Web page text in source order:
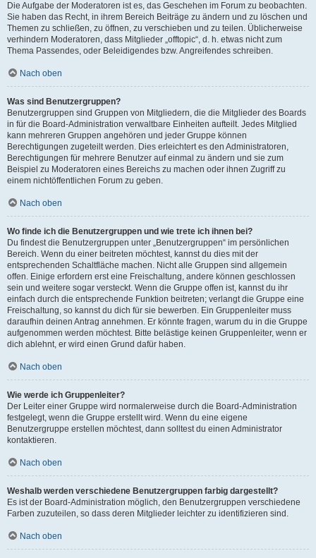
Die Aufgabe der Moderatoren ist es, das Geschehen im Forum zu beobachten.
Sie haben das Recht, in ihrem Bereich Beiträge zu ändern und zu löschen und
Themen zu schließen, zu öffnen, zu verschieben und zu teilen. Üblicherweise
verhindern Moderatoren, dass Mitglieder „offtopic“, d. h. etwas nicht zum
Thema Passendes, oder Beleidigendes bzw. Angreifendes schreiben.
Nach oben
Was sind Benutzergruppen?
Benutzergruppen sind Gruppen von Mitgliedern, die die Mitglieder des Boards
in für die Board-Administration verwaltbare Einheiten aufteilt. Jedes Mitglied
kann mehreren Gruppen angehören und jeder Gruppe können
Berechtigungen zugeteilt werden. Dies erleichtert es den Administratoren,
Berechtigungen für mehrere Benutzer auf einmal zu ändern und sie zum
Beispiel zu Moderatoren eines Bereichs zu machen oder ihnen Zugriff zu
einem nichtöffentlichen Forum zu geben.
Nach oben
Wo finde ich die Benutzergruppen und wie trete ich ihnen bei?
Du findest die Benutzergruppen unter „Benutzergruppen“ im persönlichen
Bereich. Wenn du einer beitreten möchtest, kannst du dies mit der
entsprechenden Schaltfläche machen. Nicht alle Gruppen sind allgemein
offen. Einige erfordern erst eine Freischaltung, andere können geschlossen
sein und weitere sogar versteckt. Wenn die Gruppe offen ist, kannst du ihr
einfach durch die entsprechende Funktion beitreten; verlangt die Gruppe eine
Freischaltung, so kannst du dich für sie bewerben. Ein Gruppenleiter muss
daraufhin deinen Antrag annehmen. Er könnte fragen, warum du in die Gruppe
aufgenommen werden möchtest. Bitte belästige keinen Gruppenleiter, wenn er
dich ablehnt, er wird einen Grund dafür haben.
Nach oben
Wie werde ich Gruppenleiter?
Der Leiter einer Gruppe wird normalerweise durch die Board-Administration
festgelegt, wenn die Gruppe erstellt wird. Wenn du eine eigene
Benutzergruppe erstellen möchtest, dann solltest du einen Administrator
kontaktieren.
Nach oben
Weshalb werden verschiedene Benutzergruppen farbig dargestellt?
Es ist der Board-Administration möglich, den Benutzergruppen verschiedene
Farben zuzuteilen, so dass deren Mitglieder leichter zu identifizieren sind.
Nach oben